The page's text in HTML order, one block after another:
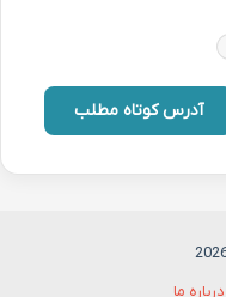
آدرس کوتاه مطلب
درباره ما